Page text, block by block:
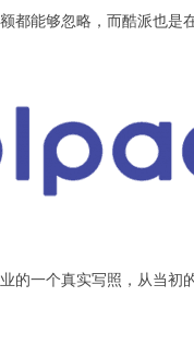
都能够忽略，而酷派也是
的一个真实写照，从当